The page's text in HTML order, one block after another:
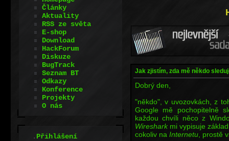
Jak zjistím, zda mě někdo
Dobrý den,
"někdo", v uvozovkách, z
Google mě pochopitelně
každou chvíli něco z
Wiresharkmi vypisuje
cokoliv na Internetu , prostě
Články
Aktuality
RSS ze světa
E-shop
Download
HackForum
Diskuze
BugTrack
Seznam BT
Odkazy
Konference
Projekty
O nás
.Přihlášení